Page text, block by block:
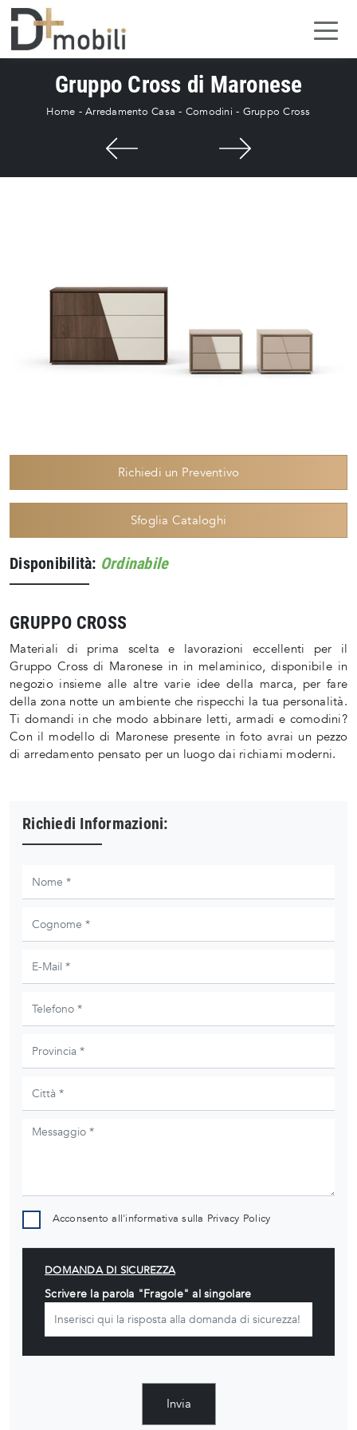
Gruppo Cross di Maronese
Home -Arredamento Casa - Comodini - Gruppo Cross
Richiedi un Preventivo
Sfoglia Cataloghi
Disponibilità: Ordinabile
GRUPPO CROSS
Materiali di prima scelta e lavorazioni eccellenti per il
Gruppo Cross di Maronese in in melaminico, disponibile in
negozio insieme alle altre varie idee della marca, per fare
della zona notte un ambiente che rispecchi la tua personalità.
Ti domandi in che modo abbinare letti, armadi e comodini?
Con il modello di Maronese presente in foto avrai un pezzo
di arredamento pensato per un luogo dai richiami moderni.
Richiedi Informazioni:
Acconsento all'informativa sulla Privacy Policy
DOMANDA DI SICUREZZA
Scrivere la parola "Fragole" al singolare
Invia